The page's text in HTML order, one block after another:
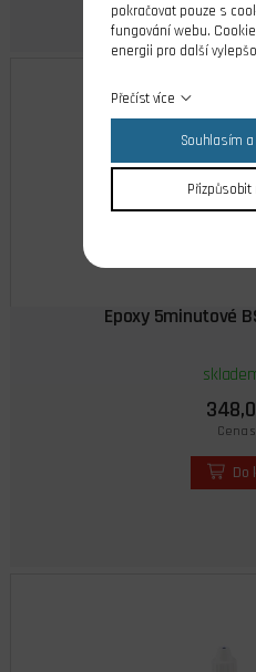
Epoxy 5minutové
Cena s
Do
pokračovat pouze s
fungování webu.
energii pro další
Přečíst více
Souhlasím